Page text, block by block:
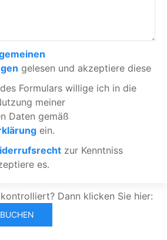
gelesen und akzeptiere diese
Formulars willige ich in die
meiner
Daten gemäß
ein.
zur Kenntniss
es.
Dann klicken Sie hier: